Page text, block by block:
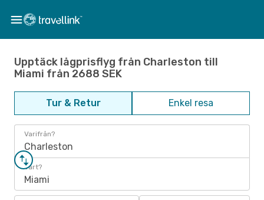
Upptäck lågprisflyg från Charleston till
Miami från 2688 SEK
Tur & Retur Enkel resa
Varifrån?
Charleston
Vart?
Miami